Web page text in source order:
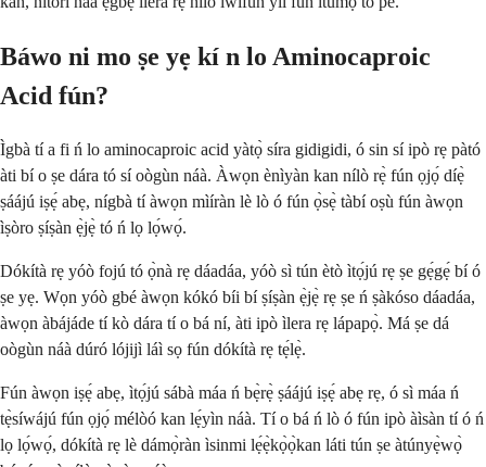
Báwo ni mo ṣe yẹ kí n lo Aminocaproic
Acid fún?
Ìgbà tí a fi ń lo aminocaproic acid yàtọ̀ síra gidigidi, ó sin sí ipò rẹ pàtó
àti bí o ṣe dára tó sí oògùn náà. Àwọn ènìyàn kan nílò rẹ̀ fún ọjọ́ díẹ̀
ṣáájú iṣẹ́ abẹ, nígbà tí àwọn mìíràn lè lò ó fún ọ̀sẹ̀ tàbí oṣù fún àwọn
ìṣòro ṣíṣàn ẹ̀jẹ̀ tó ń lọ lọ́wọ́.
Dókítà rẹ yóò fojú tó ọ̀nà rẹ dáadáa, yóò sì tún ètò ìtọ́jú rẹ ṣe gẹ́gẹ́ bí ó
ṣe yẹ. Wọn yóò gbé àwọn kókó bíi bí ṣíṣàn ẹ̀jẹ̀ rẹ ṣe ń ṣàkóso dáadáa,
àwọn àbájáde tí kò dára tí o bá ní, àti ipò ìlera rẹ lápapọ̀. Má ṣe dá
oògùn náà dúró lójijì láì sọ fún dókítà rẹ tẹ́lẹ̀.
Fún àwọn iṣẹ́ abẹ, ìtọ́jú sábà máa ń bẹ̀rẹ̀ ṣáájú iṣẹ́ abẹ rẹ, ó sì máa ń
tẹ̀síwájú fún ọjọ́ mélòó kan lẹ́yìn náà. Tí o bá ń lò ó fún ipò àìsàn tí ó ń
lọ lọ́wọ́, dókítà rẹ lè dámọ̀ràn ìsinmi lẹ́ẹ̀kọ̀ọ̀kan láti tún ṣe àtúnyẹ̀wọ̀